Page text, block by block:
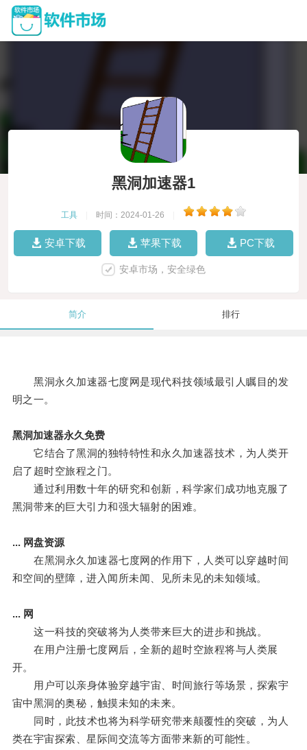
黑洞加速器1
工具 时间：2024-01-26
安卓下载 苹果下载 PC下载
安卓市场，安全绿色
简介 排行
黑洞永久加速器七度网是现代科技领域最引人瞩目的发
明之一。
黑洞加速器永久免费
它结合了黑洞的独特特性和永久加速器技术，为人类开
启了超时空旅程之门。
通过利用数十年的研究和创新，科学家们成功地克服了
黑洞带来的巨大引力和强大辐射的困难。
... 网盘资源
在黑洞永久加速器七度网的作用下，人类可以穿越时间
和空间的壁障，进入闻所未闻、见所未见的未知领域。
... 网
这一科技的突破将为人类带来巨大的进步和挑战。
在用户注册七度网后，全新的超时空旅程将与人类展
开。
用户可以亲身体验穿越宇宙、时间旅行等场景，探索宇
宙中黑洞的奥秘，触摸未知的未来。
同时，此技术也将为科学研究带来颠覆性的突破，为人
类在宇宙探索、星际间交流等方面带来新的可能性。